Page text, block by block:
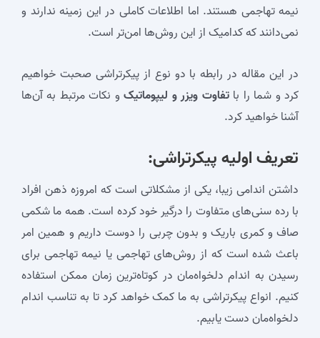
نیمه تهاجمی هستند. اما اطلاعات کاملی در این زمینه ندارند و
نمی‌دانند که کدامیک از این روش‌ها امن‌تر است.
در این مقاله در رابطه با دو نوع از پیکرتراشی صحبت خواهیم
کرد و شما را با تفاوت ویزر و لیپوماتیکو نکات مرتبط به آن‌ها
آشنا خواهید کرد.
تعریف اولیه پیکرتراشی:
داشتن اندامی زیبا، یکی از مشکلاتی است که امروزه ذهن افراد
با رده سنی‌های متفاوت را درگیر خود کرده است. همه ما شکمی
صاف و کمری باریک و بدون چربی را دوست داریم و همین امر
باعث شده است که از روش‌های تهاجمی یا نیمه تهاجمی برای
رسیدن به اندام دلخواه‌مان در کوتاه‌ترین زمان ممکن استفاده
کنیم. انواع پیکرتراشی به ما کمک خواهد کرد تا به تناسب اندام
دلخواه‌مان دست یابیم.